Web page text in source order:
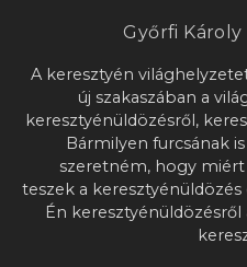
Győrfi Károly
A keresztyén
új szakaszában a
keresztyénüldözésről,
Bármilyen furcsának
szeretném, hogy
teszek a
Én